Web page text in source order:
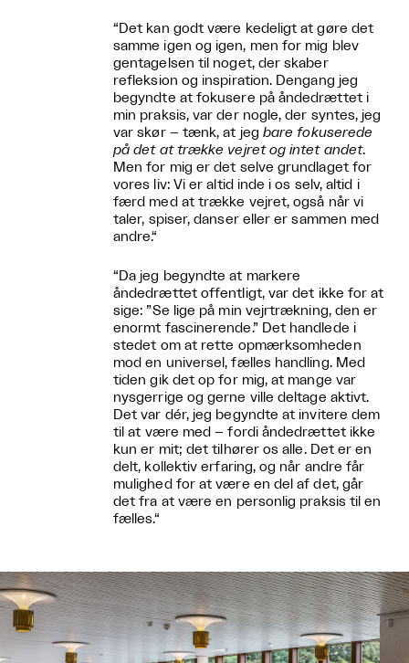
“Det kan godt være kedeligt at gøre det
samme igen og igen, men for mig blev
gentagelsen til noget, der skaber
refleksion og inspiration. Dengang jeg
begyndte at fokusere på åndedrættet i
min praksis, var der nogle, der syntes, jeg
var skør – tænk, at jeg bare fokuserede
på det at trække vejret og intet andet.
Men for mig er det selve grundlaget for
vores liv: Vi er altid inde i os selv, altid i
færd med at trække vejret, også når vi
taler, spiser, danser eller er sammen med
andre.“
“Da jeg begyndte at markere
åndedrættet offentligt, var det ikke for at
sige: ”Se lige på min vejrtrækning, den er
enormt fascinerende.” Det handlede i
stedet om at rette opmærksomheden
mod en universel, fælles handling. Med
tiden gik det op for mig, at mange var
nysgerrige og gerne ville deltage aktivt.
Det var dér, jeg begyndte at invitere dem
til at være med – fordi åndedrættet ikke
kun er mit; det tilhører os alle. Det er en
delt, kollektiv erfaring, og når andre får
mulighed for at være en del af det, går
det fra at være en personlig praksis til en
fælles.“